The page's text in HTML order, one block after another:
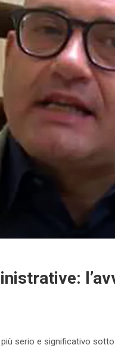
serio e significativo